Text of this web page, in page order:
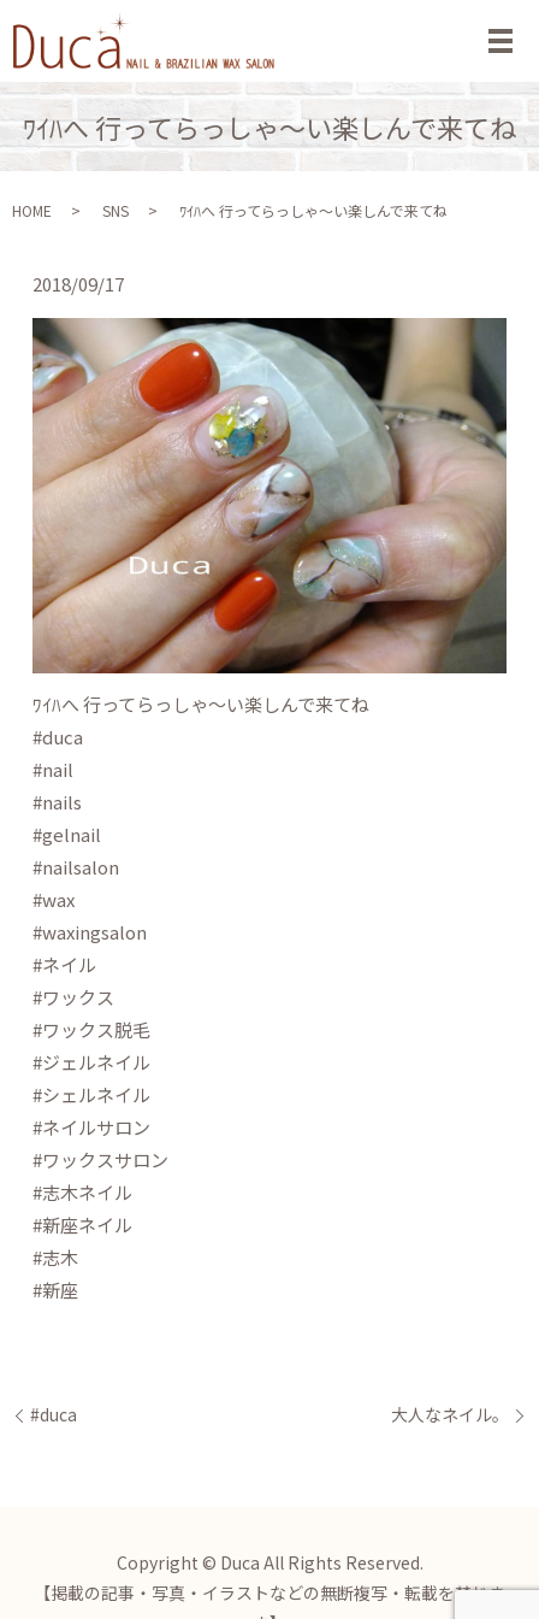
メ
ﾜｲﾊへ 行ってらっしゃ～い楽しんで来てね
HOME SNS ﾜｲﾊへ 行ってらっしゃ～い楽しんで来てね
2018/09/17
ﾜｲﾊへ 行ってらっしゃ～い楽しんで来てね
#duca
#nail
#nails
#gelnail
#nailsalon
#wax
#waxingsalon
#ネイル
#ワックス
#ワックス脱毛
#ジェルネイル
#シェルネイル
#ネイルサロン
#ワックスサロン
#志木ネイル
#新座ネイル
#志木
#新座
#duca 大人なネイル。
Copyright © Duca All Rights Reserved.
【掲載の記事・写真・イラストなどの無断複写・転載を禁じま